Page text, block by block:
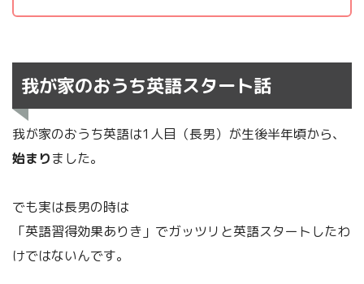
我が家のおうち英語スタート話
我が家のおうち英語は1人目（長男）が生後半年頃から、
始まりました。
でも実は長男の時は
「英語習得効果ありき」でガッツリと英語スタートしたわ
けではないんです。